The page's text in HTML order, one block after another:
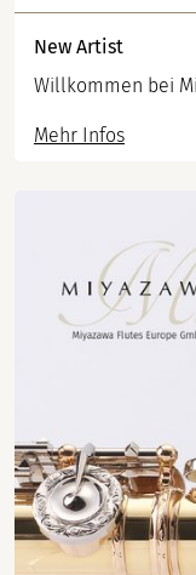
New Artist
Willkommen bei
Mehr Infos